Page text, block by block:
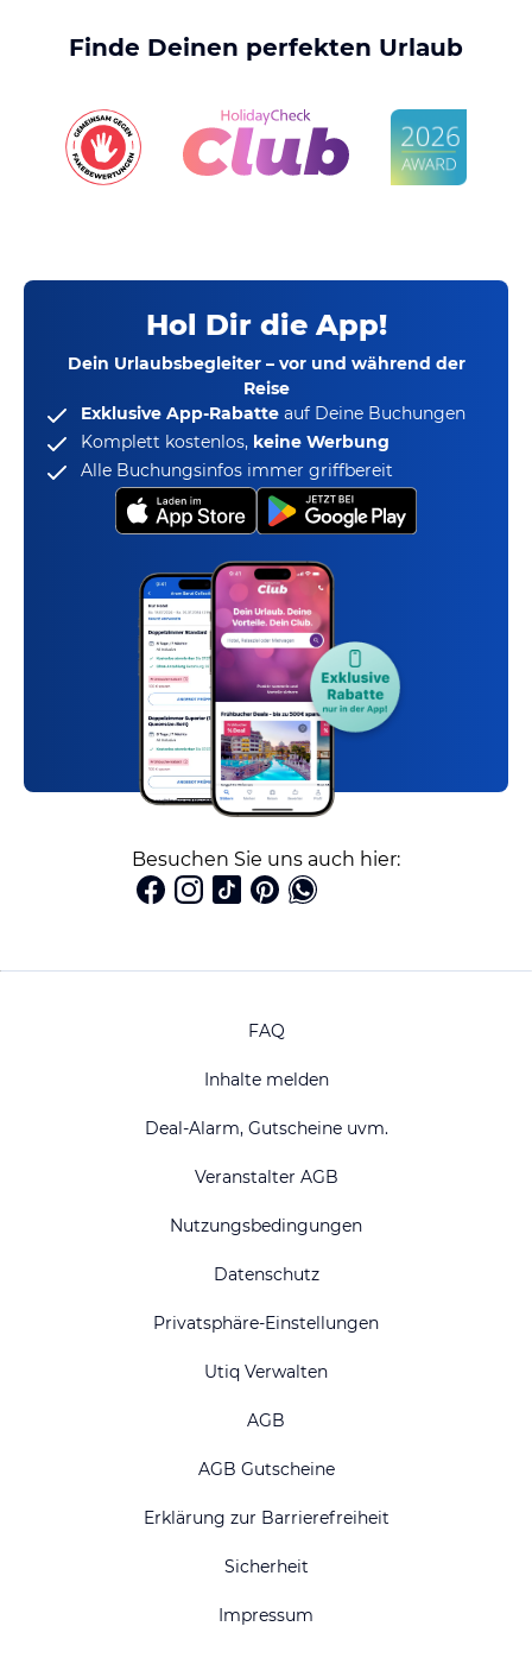
Finde Deinen perfekten Urlaub
Hol Dir die App!
Dein Urlaubsbegleiter – vor und während der
Reise
Exklusive App-Rabatte auf Deine Buchungen
Komplett kostenlos, keine Werbung
Alle Buchungsinfos immer griffbereit
Besuchen Sie uns auch hier:
FAQ
Inhalte melden
Deal-Alarm, Gutscheine uvm.
Veranstalter AGB
Nutzungsbedingungen
Datenschutz
Privatsphäre-Einstellungen
Utiq Verwalten
AGB
AGB Gutscheine
Erklärung zur Barrierefreiheit
Sicherheit
Impressum